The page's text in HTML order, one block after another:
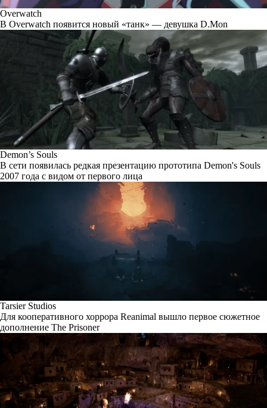
Overwatch
В Overwatch появится новый «танк» — девушка D.Mon
Demon’s Souls
В сети появилась редкая презентацию прототипа Demon's Souls
2007 года с видом от первого лица
Tarsier Studios
Для кооперативного хоррора Reanimal вышло первое сюжетное
дополнение The Prisoner